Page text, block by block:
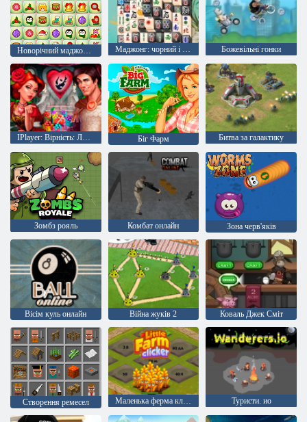
Маджонг: чорний і білий Божевільні гонки
IPlayer: Вірність: Лицарі і Принцеси Біг Фарм Битва за галактику
Зомбз рояль Комбат онлайн Зона черв'яків
Вісім куль онлайн Війна жуків 2 Коваль Джек Сміт
Створення ремесел Маленька ферма кликер Туристи. ио